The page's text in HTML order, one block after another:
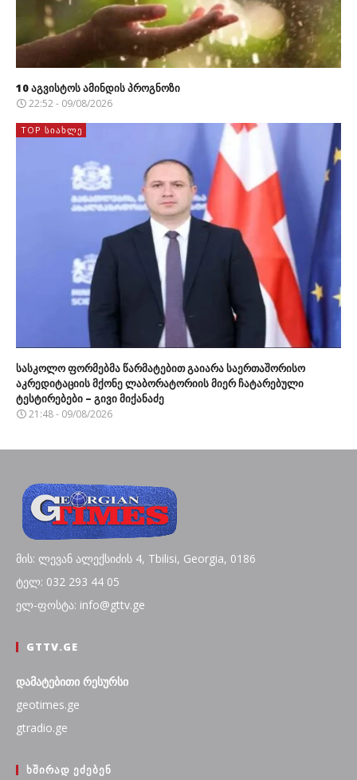
10 აგვისტოს ამინდის პროგნოზი
22:52 - 09/08/2026
TOP ᲡᲘᲐᲮᲚᲔ
სასკოლო ფორმებმა წარმატებით გაიარა საერთაშორისო
აკრედიტაციის მქონე ლაბორატორიის მიერ ჩატარებული
ტესტირებები – გივი მიქანაძე
21:48 - 09/08/2026
მის: ლევან ალექსიძის 4, Tbilisi, Georgia, 0186
ტელ: 032 293 44 05
ელ-ფოსტა: info@gttv.ge
GTTV.GE
დამატებითი რესურსი
geotimes.ge
gtradio.ge
ᲮᲨᲘᲠᲐᲓ ᲔᲫᲔᲑᲔᲜ